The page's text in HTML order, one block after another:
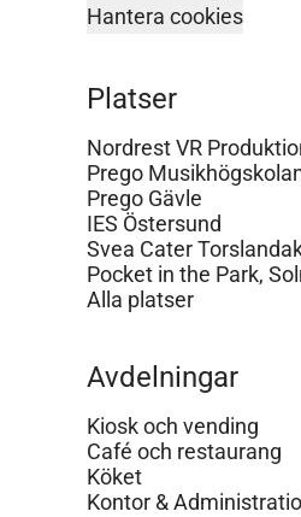
Hantera cookies
Platser
Nordrest VR
Prego
Prego Gävle
IES Östersund
Svea Cater
Pocket in the Park,
Alla platser
Avdelningar
Kiosk och vending
Café och restaurang
Köket
Kontor &